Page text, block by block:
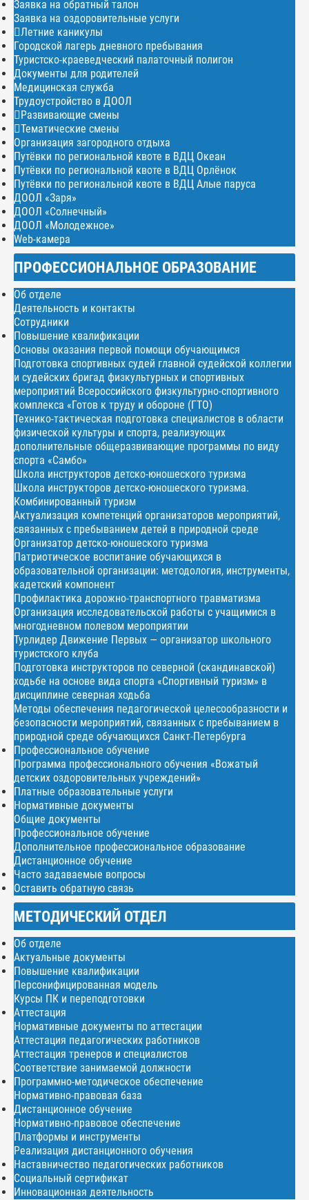
Заявка на обратный талон
Заявка на оздоровительные услуги
Летние каникулы
Городской лагерь дневного пребывания
Туристско-краеведческий палаточный полигон
Документы для родителей
Медицинская служба
Трудоустройство в ДООЛ
Развивающие смены
Тематические смены
Организация загородного отдыха
Путёвки по региональной квоте в ВДЦ Океан
Путёвки по региональной квоте в ВДЦ Орлёнок
Путёвки по региональной квоте в ВДЦ Алые паруса
ДООЛ «Заря»
ДООЛ «Солнечный»
ДООЛ «Молодежное»
Web-камера
ПРОФЕССИОНАЛЬНОЕ ОБРАЗОВАНИЕ
Об отделе
Деятельность и контакты
Сотрудники
Повышение квалификации
Основы оказания первой помощи обучающимся
Подготовка спортивных судей главной судейской коллегии
и судейских бригад физкультурных и спортивных
мероприятий Всероссийского физкультурно-спортивного
комплекса «Готов к труду и обороне (ГТО)
Технико-тактическая подготовка специалистов в области
физической культуры и спорта, реализующих
дополнительные общеразвивающие программы по виду
спорта «Самбо»
Школа инструкторов детско-юношеского туризма
Школа инструкторов детско-юношеского туризма.
Комбинированный туризм
Актуализация компетенций организаторов мероприятий,
связанных с пребыванием детей в природной среде
Организатор детско-юношеского туризма
Патриотическое воспитание обучающихся в
образовательной организации: методология, инструменты,
кадетский компонент
Профилактика дорожно-транспортного травматизма
Организация исследовательской работы с учащимися в
многодневном полевом мероприятии
Турлидер Движение Первых — организатор школьного
туристского клуба
Подготовка инструкторов по северной (скандинавской)
ходьбе на основе вида спорта «Спортивный туризм» в
дисциплине северная ходьба
Методы обеспечения педагогической целесообразности и
безопасности мероприятий, связанных с пребыванием в
природной среде обучающихся Санкт-Петербурга
Профессиональное обучение
Программа профессионального обучения «Вожатый
детских оздоровительных учреждений»
Платные образовательные услуги
Нормативные документы
Общие документы
Профессиональное обучение
Дополнительное профессиональное образование
Дистанционное обучение
Часто задаваемые вопросы
Оставить обратную связь
МЕТОДИЧЕСКИЙ ОТДЕЛ
Об отделе
Актуальные документы
Повышение квалификации
Персонифицированная модель
Курсы ПК и переподготовки
Аттестация
Нормативные документы по аттестации
Аттестация педагогических работников
Аттестация тренеров и специалистов
Соответствие занимаемой должности
Программно-методическое обеспечение
Нормативно-правовая база
Дистанционное обучение
Нормативно-правовое обеспечение
Платформы и инструменты
Реализация дистанционного обучения
Наставничество педагогических работников
Социальный сертификат
Инновационная деятельность